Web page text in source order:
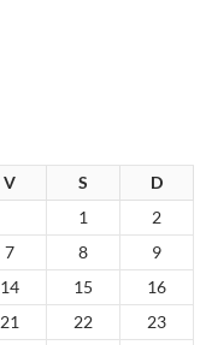
V S
D
1
2
7 8
9
14 15
16
21 22
23